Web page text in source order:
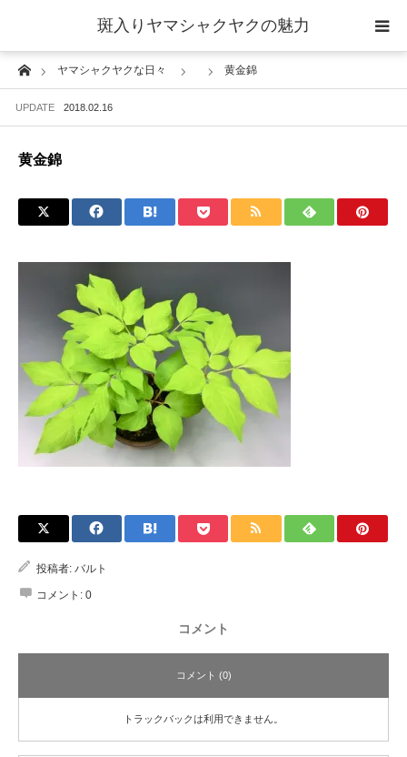
斑入りヤマシャクヤクの魅力
Homeヤマシャクヤクな日々 黄金錦
UPDATE 2018.02.16
黄金錦
投稿者: バルト
コメント: 0
コメント
コメント (0)
トラックバックは利用できません。
当サイトについて
斑入りヤマシャクヤクの魅力 ギャラリー